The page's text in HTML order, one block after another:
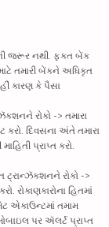
જરૂર નથી. ફક્ત બેંક
તમારી બેંકને અધિકૃત
કારણ કે પૈસા
રોકો -> તમારા
દિવસના અંતે તમારા
પ્રાપ્ત કરો.
ટ્રાન્ઝૅક્શનને રોકો ->
રોકાણકારોના હિતમાં
એકાઉન્ટમાં તમામ
પર ઍલર્ટ પ્રાપ્ત